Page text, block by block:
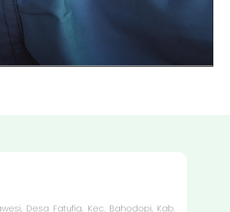
Desa Fatufia, Kec. Bahodopi, Kab.